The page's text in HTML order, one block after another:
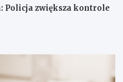
Policja zwiększa kontrole